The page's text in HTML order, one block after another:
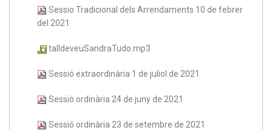
Sessio Tradicional dels Arrendaments 10 de febrer
del 2021
talldeveuSandraTudo.mp3
Sessió extraordinària 1 de juliol de 2021
Sessió ordinària 24 de juny de 2021
Sessió ordinària 23 de setembre de 2021